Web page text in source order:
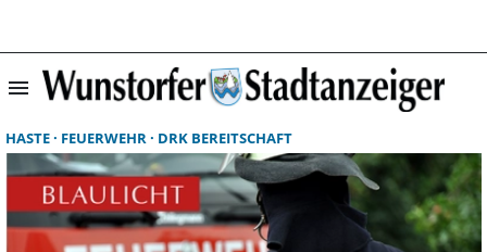
menu
HASTE FEUERWEHR DRK BEREITSCHAFT